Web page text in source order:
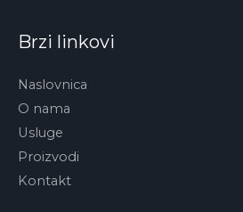
Brzi linkovi
Naslovnica
O nama
Usluge
Proizvodi
Kontakt